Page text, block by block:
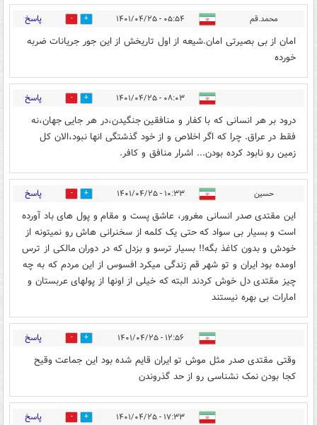
محمد.قم ۰۵:۵۴ - ۱۴۰۱/۰۴/۲۵ 11 پاسخ
امان از بی بصیرتی امان.شیعه از اول تاریخش از این جور جریانات ضربه
خورده
۰۸:۰۳ - ۱۴۰۱/۰۴/۲۵ 7 پاسخ
درود بر هر انسانی که با کفار و منافقین جنگیدن،در هر جایی جهان،نه
فقط در عراق. چرا که اگر اخلاص و از خود گذشتگی انها نبود،الان کل
زمین رو نابود کرده بودن... اشرار منافق و کافر.
حسین ۱۰:۳۳ - ۱۴۰۱/۰۴/۲۵ 6 پاسخ
این مقتدی صدر انسانی مغرور، عاشق پست و مقام و پول های باد آورده
است و بسیار بی سواد که حتی یک کلمه از سخنرانی هاش رو نمیتونه از
خودش و بدون کاغذ بگه!! بسیار ترسو و بزدل که در دوران مالکی از ترس
اومده بود ایران و تو شهر قم زندگی میکرد افسوس از این مردم که به چه
چیز مقتدی دل خوش کردند البته که خیلی از اونها از پولهای عربستان و
امارات بی بهره نیستند
۱۲:۵۶ - ۱۴۰۱/۰۴/۲۵ 2 پاسخ
وقتی مقتدی صدر مثل موش تو ایران قایم شده بود این جماعت وقیح
کجا بودن نمک نشناسی رو از حد گذروندن
۱۷:۳۳ - ۱۴۰۱/۰۴/۲۵ 6 پاسخ